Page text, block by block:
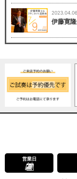
2023.04.06
伊藤寛
営業日